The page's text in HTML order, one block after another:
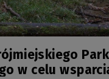
w celu